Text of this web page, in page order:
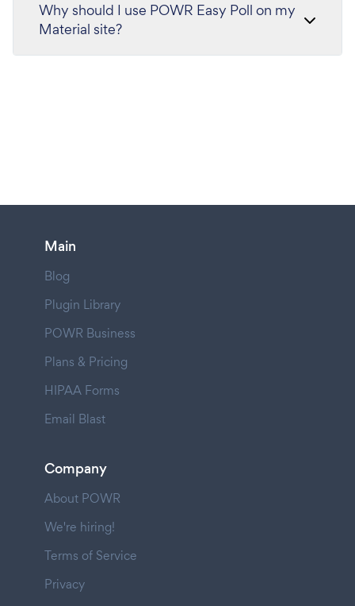
Why should I use POWR Easy Poll on my
Material site?
Main
Blog
Plugin Library
POWR Business
Plans & Pricing
HIPAA Forms
Email Blast
Company
About POWR
We're hiring!
Terms of Service
Privacy